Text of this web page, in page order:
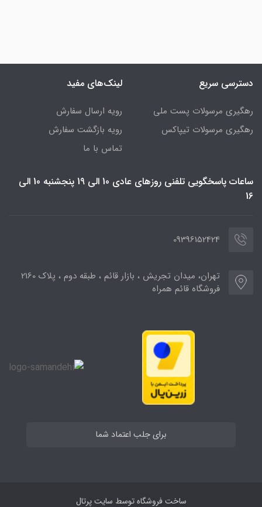
دسترسی سریع
رهگیری مرسولات پست ملی
رهگیری مرسولات تیپاکس
لینک‌های مفید
رویه ارسال سفارش
رویه بازگشت سفارش
تماس با ما
ساعات پاسخگویی تلفنی روزهای عادی 10 الی 19 پنجشنبه 10 الی
16
09396152424
تهران، میدان تجریش ، بازار قائم ، طبقه دوم ، پلاک 2160
فروشگاه قائم همراه
برای جلب اعتماد شما
ساخت فروشگاه توسط سایت پرتال